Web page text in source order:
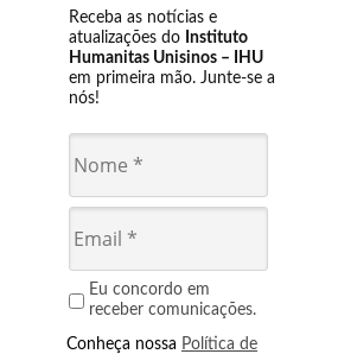
Receba as notícias e
atualizações do Instituto
Humanitas Unisinos – IHU
em primeira mão. Junte-se a
nós!
Eu concordo em
receber comunicações.
Conheça nossa Política de